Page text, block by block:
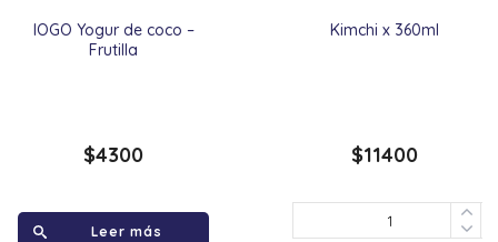
IOGO Yogur de coco –
Frutilla
$4300
Leer más
Kimchi x 360ml
$11400